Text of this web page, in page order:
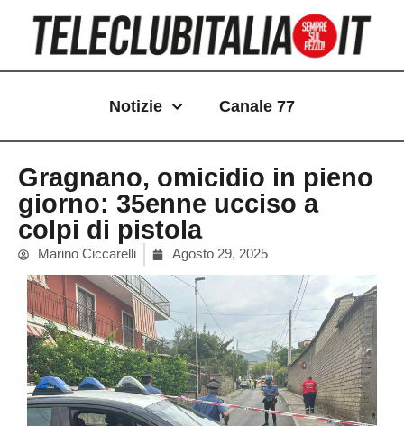
contenuto
Notizie Canale 77
Gragnano, omicidio in pieno
giorno: 35enne ucciso a
colpi di pistola
Marino Ciccarelli Agosto 29, 2025